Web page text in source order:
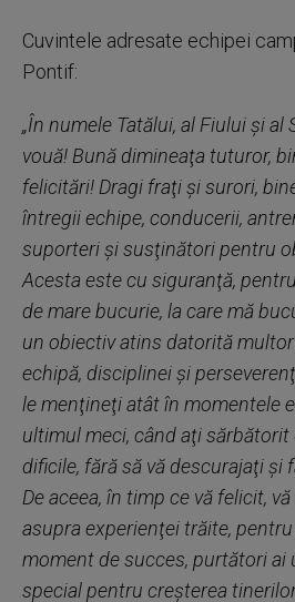
Cuvintele adresate echipei
Pontif:
„În numele Tatălui, al Fiului şi al
vouă! Bună dimineaţa tuturor,
felicitări! Dragi fraţi şi surori,
întregii echipe, conducerii,
suporteri şi susţinători pentru
Acesta este cu siguranţă,
de mare bucurie, la care mă
un obiectiv atins datorită
echipă, disciplinei şi
le menţineţi atât în momentele
ultimul meci, când aţi sărbătorit
dificile, fără să vă descurajaţi şi
De aceea, în timp ce vă felicit,
asupra experienţei trăite,
moment de succes, purtători ai
special pentru creşterea